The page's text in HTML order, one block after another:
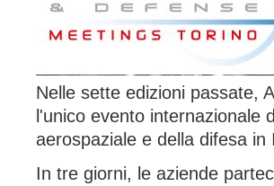
Nelle sette edizioni passate,
l'unico evento internazionale
aerospaziale e della difesa in
In tre giorni, le aziende